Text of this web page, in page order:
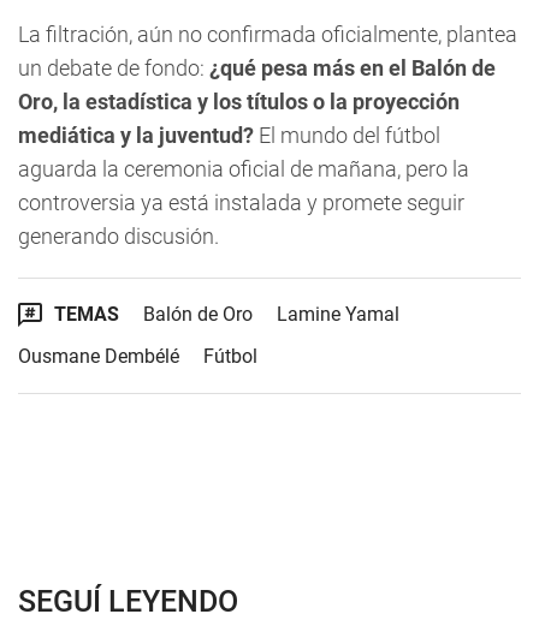
La filtración, aún no confirmada oficialmente, plantea
un debate de fondo: ¿qué pesa más en el Balón de
Oro, la estadística y los títulos o la proyección
mediática y la juventud? El mundo del fútbol
aguarda la ceremonia oficial de mañana, pero la
controversia ya está instalada y promete seguir
generando discusión.
TEMAS Balón de Oro
Lamine Yamal
Ousmane Dembélé
Fútbol
SEGUÍ LEYENDO